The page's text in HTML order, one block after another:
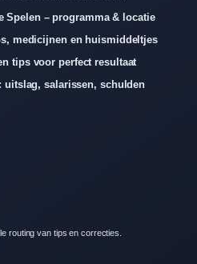
Spelen – programma & locatie
medicijnen en huismiddeltjes
tips voor perfect resultaat
uitslag, salarissen, schulden
routing van tips en correcties.